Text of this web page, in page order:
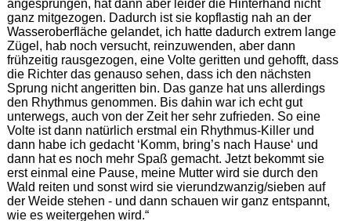
angesprungen, hat dann aber leider die Hinterhand nicht
ganz mitgezogen. Dadurch ist sie kopflastig nah an der
Wasseroberfläche gelandet, ich hatte dadurch extrem lange
Zügel, hab noch versucht, reinzuwenden, aber dann
frühzeitig rausgezogen, eine Volte geritten und gehofft, dass
die Richter das genauso sehen, dass ich den nächsten
Sprung nicht angeritten bin. Das ganze hat uns allerdings
den Rhythmus genommen. Bis dahin war ich echt gut
unterwegs, auch von der Zeit her sehr zufrieden. So eine
Volte ist dann natürlich erstmal ein Rhythmus-Killer und
dann habe ich gedacht ‘Komm, bring’s nach Hause‘ und
dann hat es noch mehr Spaß gemacht. Jetzt bekommt sie
erst einmal eine Pause, meine Mutter wird sie durch den
Wald reiten und sonst wird sie vierundzwanzig/sieben auf
der Weide stehen - und dann schauen wir ganz entspannt,
wie es weitergehen wird.“